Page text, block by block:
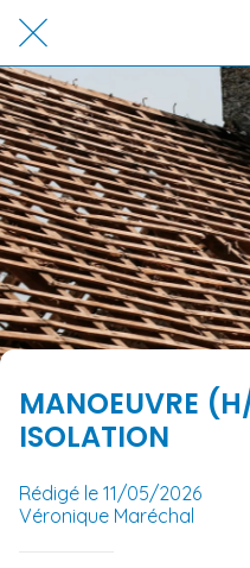
MANOEUVRE
ISOLATION
Rédigé le 11/05/2026
Véronique Maréchal